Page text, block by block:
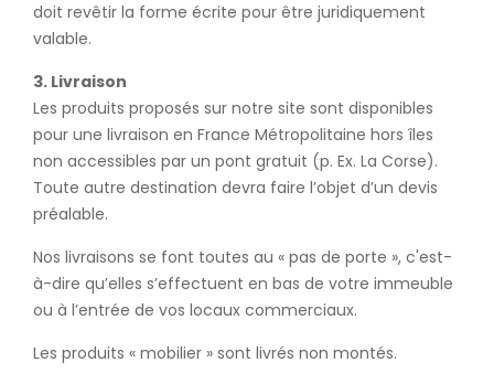
doit revêtir la forme écrite pour être juridiquement
valable.
3. Livraison
Les produits proposés sur notre site sont disponibles
pour une livraison en France Métropolitaine hors îles
non accessibles par un pont gratuit (p. Ex. La Corse).
Toute autre destination devra faire l’objet d’un devis
préalable.
Nos livraisons se font toutes au « pas de porte », c'est-
à-dire qu’elles s’effectuent en bas de votre immeuble
ou à l’entrée de vos locaux commerciaux.
Les produits « mobilier » sont livrés non montés.